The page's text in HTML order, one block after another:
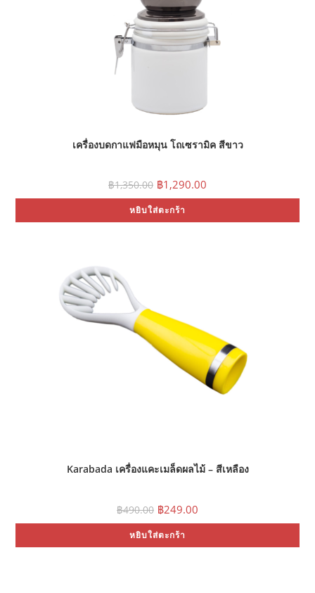
เครื่องบดกาแฟมือหมุน โถเซรามิค สีขาว
฿1,350.00 Original
price
was:
฿1,350.00.
฿1,290.00
price
฿1,290.00.
หยิบใส่ตะกร้า
Karabada เครื่องแคะเมล็ดผลไม้ – สีเหลือง
฿490.00 Original
price
was:
฿490.00.
฿249.00
price
฿249.00.
หยิบใส่ตะกร้า